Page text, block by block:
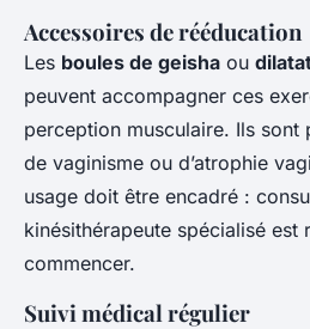
Accessoires de rééducation
Les boules de geisha ou
peuvent accompagner ces
perception musculaire. Ils sont
de vaginisme ou d’atrophie
usage doit être encadré :
kinésithérapeute spécialisé est
commencer.
Suivi médical régulier